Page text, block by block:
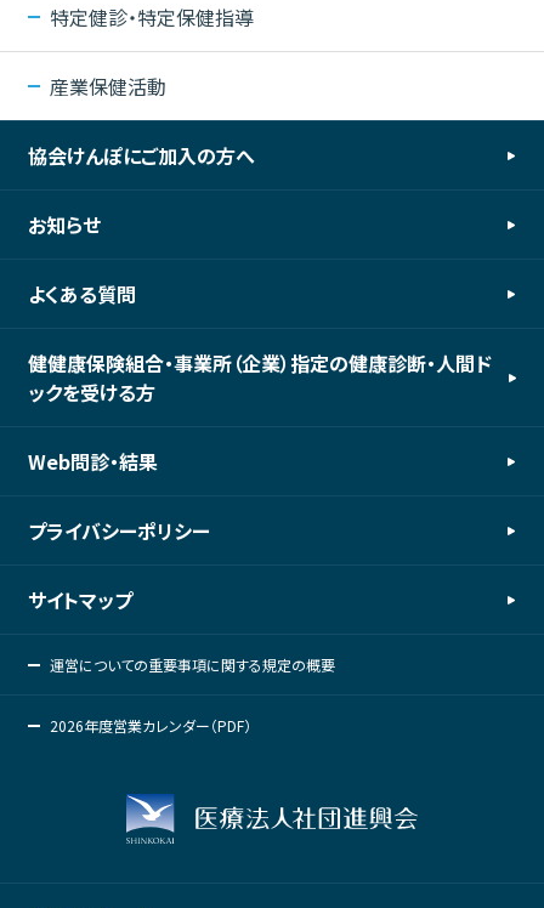
特定健診・特定保健指導
産業保健活動
協会けんぽにご加入の方へ
お知らせ
よくある質問
健健康保険組合・事業所（企業）指定の健康診断・人間ド
ックを受ける方
Web問診・結果
プライバシーポリシー
サイトマップ
運営についての重要事項に関する規定の概要
2026年度営業カレンダー（PDF）